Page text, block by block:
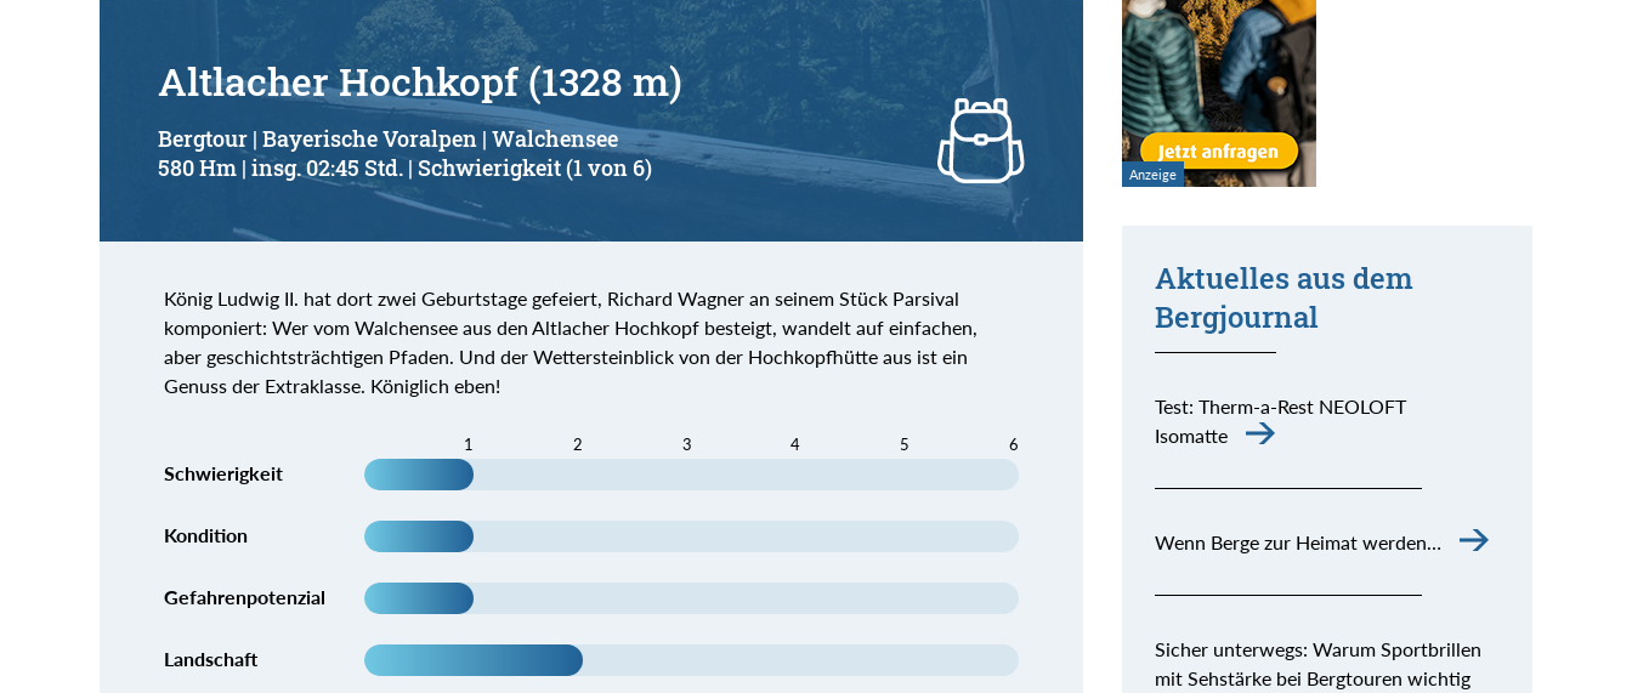
Altlacher Hochkopf (1328 m)
Bergtour | Bayerische Voralpen | Walchensee
580 Hm | insg. 02:45 Std. | Schwierigkeit (1 von 6)
König Ludwig II. hat dort zwei Geburtstage gefeiert, Richard Wagner an seinem Stück Parsival
komponiert: Wer vom Walchensee aus den Altlacher Hochkopf besteigt, wandelt auf einfachen,
aber geschichtsträchtigen Pfaden. Und der Wettersteinblick von der Hochkopfhütte aus ist ein
Genuss der Extraklasse. Königlich eben!
1 2 3 4 5 6
Schwierigkeit
Kondition
Gefahrenpotenzial
Landschaft
Aktuelles aus dem
Bergjournal
Test: Therm-a-Rest NEOLOFT
Isomatte
Wenn Berge zur Heimat werden…
Sicher unterwegs: Warum Sportbrillen
mit Sehstärke bei Bergtouren wichtig